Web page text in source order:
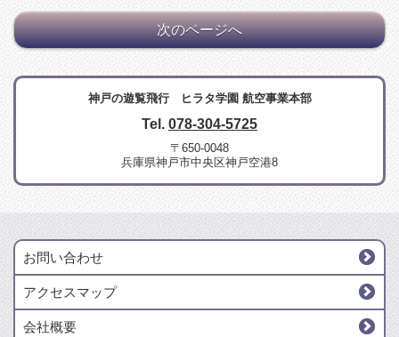
次のページへ
神戸の遊覧飛行 ヒラタ学園 航空事業本部
Tel. 078-304-5725
〒650-0048
兵庫県神戸市中央区神戸空港8
お問い合わせ
アクセスマップ
会社概要